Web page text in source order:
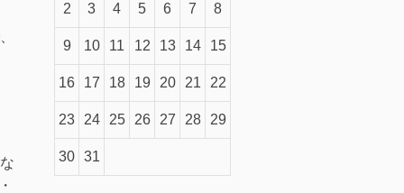
2 3 4 5 6 7 8
9 10 11 12 13 14 15
16 17 18 19 20 21 22
23 24 25 26 27 28 29
30 31